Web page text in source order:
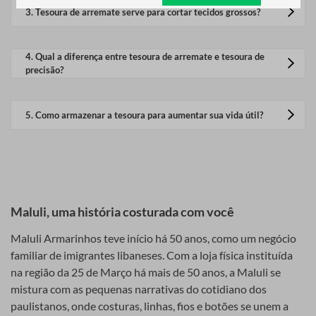
ponta fina para facilitar o corte rente ao tecido ou ao
Seu design ergonômico permite que seja manuseada com
apenas uma mão, tornando-se extremamente útil para quem
Diferença entre a tesoura de arremate e outras tesouras
-Lâminas: Curvas ou retas, mas sempre afiadas para cortes
limpos.
-Funcionalidade: Não é ideal para cortes longos em tecidos,
mas perfeita para detalhes.
regularmente para remover resíduos de linha e poeira.
3.Tesoura de arremate serve para cortar tecidos grossos?
grossos, é recomendado o uso de tesouras de costura
específicas.
4.Qual a diferença entre tesoura de arremate e tesoura de
precisão?
cortes mais detalhados em tecidos, enquanto a tesoura
de arremate é menor e voltada para cortar fios e fazer
5.Como armazenar a tesoura para aumentar sua vida útil?
Maluli, uma história costurada com você
Maluli Armarinhos teve início há 50 anos, como um negócio
familiar de imigrantes libaneses. Com a loja física instituída
na região da 25 de Março há mais de 50 anos, a Maluli se
mistura com as pequenas narrativas do cotidiano dos
paulistanos, onde costuras, linhas, fios e botões se unem a